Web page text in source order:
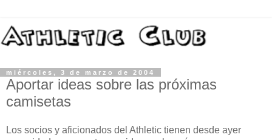
miércoles, 3 de marzo de 2004
Aportar ideas sobre las próximas
camisetas
Los socios y aficionados del Athletic tienen desde ayer